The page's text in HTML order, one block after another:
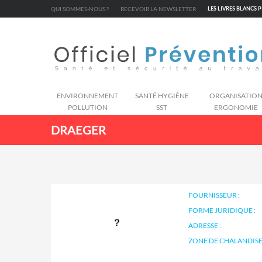
QUI SOMMES-NOUS ? RECEVOIR LA NEWSLETTER LES LIVRES BLANCS
ENVIRONNEMENT
POLLUTION
SANTÉ HYGIÈNE
SST
ORGANISATION
ERGONOMIE
DRAEGER
FOURNISSEUR :
FORME JURIDIQUE :
ADRESSE :
ZONE DE
Cookies management panel